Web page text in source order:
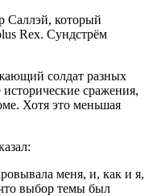
Саллэй, который
Rex. Сундстрём
солдат разных
сражения,
Хотя это меньшая
меня, и, как и я,
выбор темы был